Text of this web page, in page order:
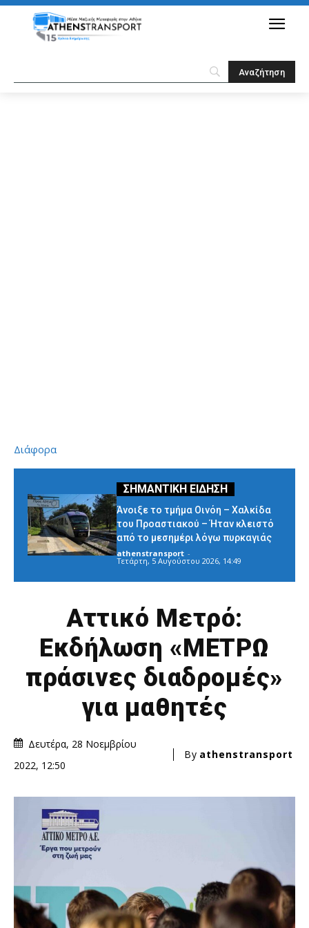
Διάφορα
Άνοιξε το τμήμα Οινόη – Χαλκίδα
του Προαστιακού – Ήταν κλειστό
από το μεσημέρι λόγω πυρκαγιάς
athenstransport -
Τετάρτη, 5 Αυγούστου 2026, 14:49
Αττικό Μετρό:
Εκδήλωση «ΜΕΤΡΩ
πράσινες διαδρομές»
για μαθητές
Δευτέρα, 28 Νοεμβρίου
2022, 12:50
By athenstransport